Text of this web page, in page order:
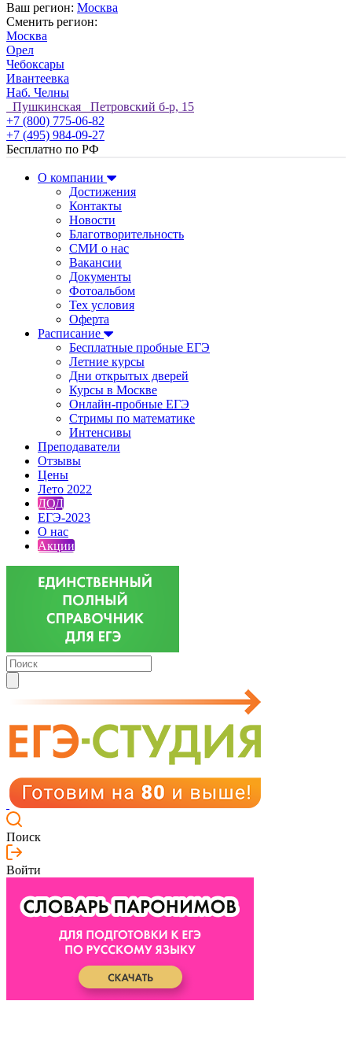
Ваш регион: Москва
Сменить регион:
Москва
Орел
Чебоксары
Ивантеевка
Наб. Челны
Пушкинская Петровский б-р, 15
+7 (800) 775-06-82
+7 (495) 984-09-27
Бесплатно по РФ
О компании
Достижения
Контакты
Новости
Благотворительность
СМИ о нас
Вакансии
Документы
Фотоальбом
Тех условия
Оферта
Расписание
Бесплатные пробные ЕГЭ
Летние курсы
Дни открытых дверей
Курсы в Москве
Онлайн-пробные ЕГЭ
Стримы по математике
Интенсивы
Преподаватели
Отзывы
Цены
Лето 2022
ДОД
ЕГЭ-2023
О нас
Акции
Поиск
Войти